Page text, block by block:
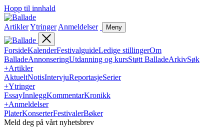
Hopp til innhald
ArtiklerYtringer Anmeldelser Meny
ForsideKalenderFestivalguideLedige stillingerOm
BalladeAnnonseringUtdanning og kursStøtt BalladeArkivSøk
+Artikler
AktueltNotisIntervjuReportasjeSerier
+Ytringer
EssayInnleggKommentarKronikk
+Anmeldelser
PlaterKonserterFestivalerBøker
Meld deg på vårt nyhetsbrev